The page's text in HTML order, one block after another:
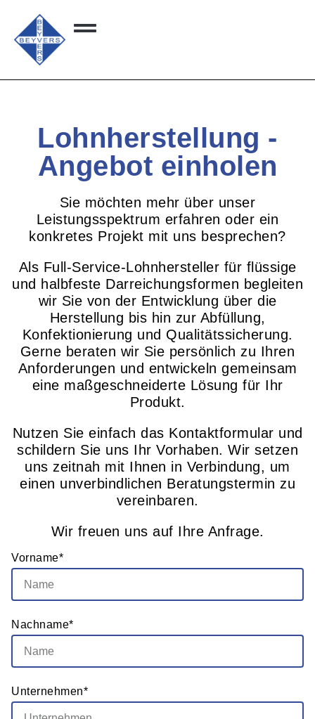
Lohnherstellung -
Angebot einholen
Sie möchten mehr über unser
Leistungsspektrum erfahren oder ein
konkretes Projekt mit uns besprechen?
Als Full-Service-Lohnhersteller für flüssige
und halbfeste Darreichungsformen begleiten
wir Sie von der Entwicklung über die
Herstellung bis hin zur Abfüllung,
Konfektionierung und Qualitätssicherung.
Gerne beraten wir Sie persönlich zu Ihren
Anforderungen und entwickeln gemeinsam
eine maßgeschneiderte Lösung für Ihr
Produkt.
Nutzen Sie einfach das Kontaktformular und
schildern Sie uns Ihr Vorhaben. Wir setzen
uns zeitnah mit Ihnen in Verbindung, um
einen unverbindlichen Beratungstermin zu
vereinbaren.
Wir freuen uns auf Ihre Anfrage.
Vorname*
Nachname*
Unternehmen*